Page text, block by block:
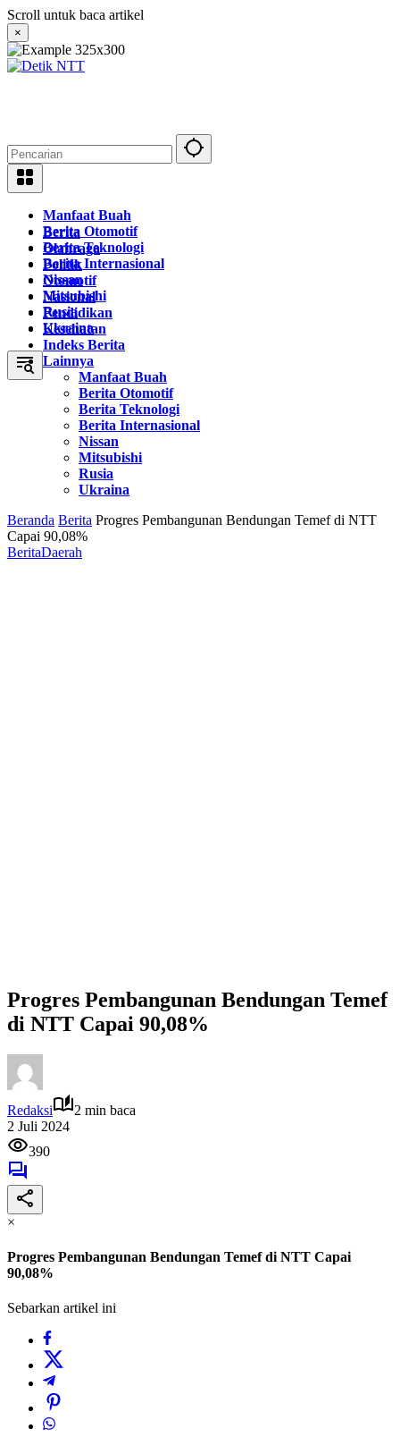
Langsung
ke
konten
Scroll untuk baca artikel
×
Manfaat Buah
Berita Otomotif
Berita Teknologi
Berita Internasional
Nissan
Mitsubishi
Rusia
Ukraina
Berita
Olahraga
Politik
Otomotif
Nasional
Pendidikan
Kesehatan
Indeks Berita
Lainnya
Manfaat Buah
Berita Otomotif
Berita Teknologi
Berita Internasional
Nissan
Mitsubishi
Rusia
Ukraina
Beranda Berita Progres Pembangunan Bendungan Temef di NTT
Capai 90,08%
BeritaDaerah
Progres Pembangunan Bendungan Temef
di NTT Capai 90,08%
Redaksi
2 min baca
2 Juli 2024
390
×
Progres Pembangunan Bendungan Temef di NTT Capai
90,08%
Sebarkan artikel ini